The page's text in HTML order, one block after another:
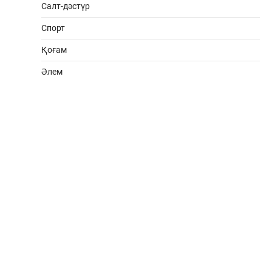
Салт-дәстүр
Спорт
Қоғам
Әлем